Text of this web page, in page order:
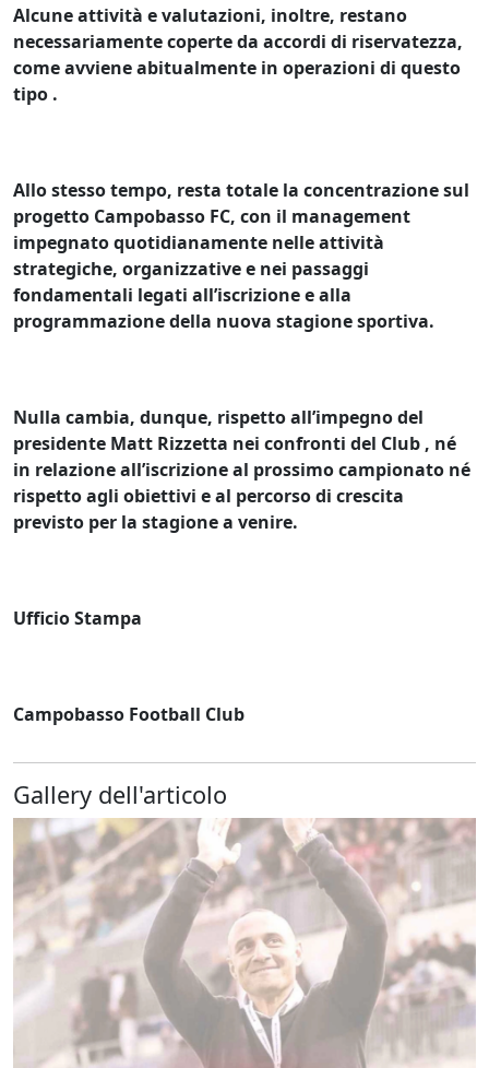
Alcune attività e valutazioni, inoltre, restano
necessariamente coperte da accordi di riservatezza,
come avviene abitualmente in operazioni di questo
tipo .
Allo stesso tempo, resta totale la concentrazione sul
progetto Campobasso FC, con il management
impegnato quotidianamente nelle attività
strategiche, organizzative e nei passaggi
fondamentali legati all’iscrizione e alla
programmazione della nuova stagione sportiva.
Nulla cambia, dunque, rispetto all’impegno del
presidente Matt Rizzetta nei confronti del Club , né
in relazione all’iscrizione al prossimo campionato né
rispetto agli obiettivi e al percorso di crescita
previsto per la stagione a venire.
Ufficio Stampa
Campobasso Football Club
Gallery dell'articolo